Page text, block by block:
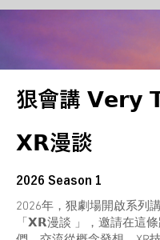
狠會講 𝗩𝗲𝗿𝘆
𝗫𝗥漫談
2026 Season 1
2026年，狠劇場開啟系列
「𝗫𝗥漫談 」，邀請在這